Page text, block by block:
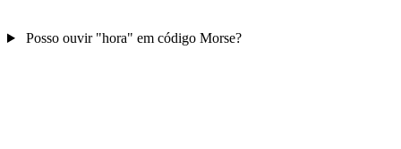
Posso ouvir "hora" em código Morse?